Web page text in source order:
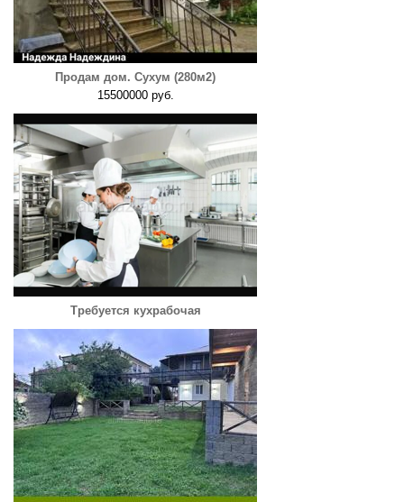
Продам дом. Сухум (280м2)
15500000 руб.
Требуется кухрабочая